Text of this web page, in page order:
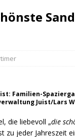
Familien-
Juist/Lars
die liebevoll „die
zu jeder Jahreszeit